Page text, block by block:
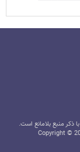
منبع بلامانع است.
Copyright ©